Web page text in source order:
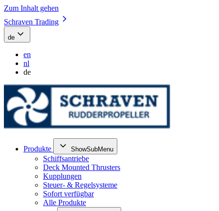
Zum Inhalt gehen
Schraven Trading
de
en
nl
de
Produkte ShowSubMenu
Schiffsantriebe
Deck Mounted Thrusters
Kupplungen
Steuer- & Regelsysteme
Sofort verfügbar
Alle Produkte